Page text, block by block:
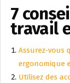
7
travail
Assurez-vous
ergonomique
Utilisez des